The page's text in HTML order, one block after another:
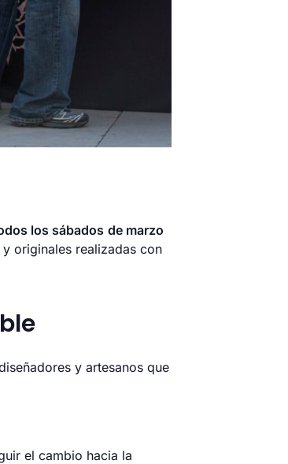
los sábados de marzo
originales realizadas con
y artesanos que
el cambio hacia la